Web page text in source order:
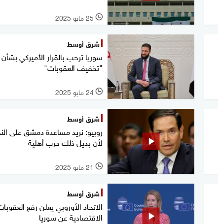
l 25 مايو 2025
شرق أوسط
سوريا ترحب بالقرار الأميركي بشأن
"تخفيف العقوبات"
l 24 مايو 2025
شرق أوسط
روبيو: نريد مساعدة دمشق على
لأن بديل ذلك حرب أهلية
l 21 مايو 2025
شرق أوسط
الاتحاد الأوروبي يعلن رفع
الاقتصادية عن سوريا